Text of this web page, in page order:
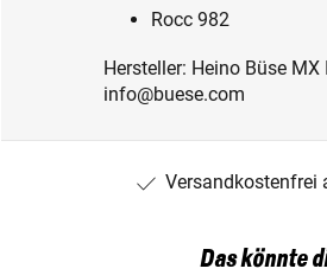
Rocc 982
Hersteller: Heino Büse
info@buese.com
Versandkostenfrei
Das könnte